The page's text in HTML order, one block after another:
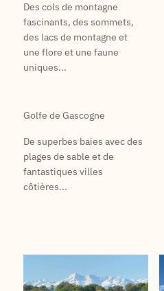
Des cols de montagne
fascinants, des sommets,
des lacs de montagne et
une flore et une faune
uniques...
Golfe de Gascogne
De superbes baies avec des
plages de sable et de
fantastiques villes
côtières...